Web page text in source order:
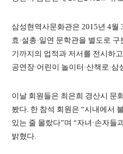
삼성현역사문화관은 2015년 4월
효·설총·일연 문학관을 별도로
기까지의 업적과 저서를 전시하
공연장·어린이 놀이터·산책로·
이날 회원들은 최은희 경산시 문
봤다. 한 참석 회원은 “시내에서
있는 줄 몰랐다”며 “자녀·손자들
밝혔다.